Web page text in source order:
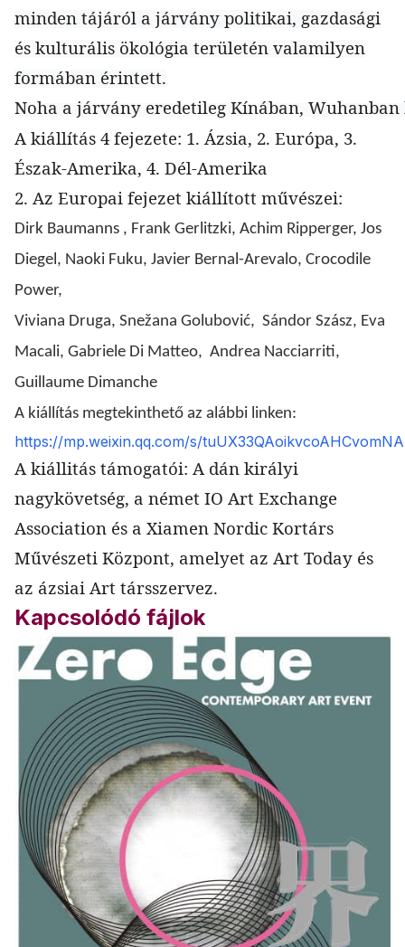
minden tájáról a járvány politikai, gazdasági
és kulturális ökológia területén valamilyen
formában érintett.
Noha a járvány eredetileg Kínában,
A kiállítás 4 fejezete: 1. Ázsia, 2. Európa, 3.
Észak-Amerika, 4. Dél-Amerika
2. Az Europai fejezet kiállított művészei:
Dirk Baumanns , Frank Gerlitzki, Achim Ripperger, Jos
Diegel, Naoki Fuku, Javier Bernal-Arevalo, Crocodile
Power,
Viviana Druga, Snežana Golubović, Sándor Szász, Eva
Macali, Gabriele Di Matteo, Andrea Nacciarriti,
Guillaume Dimanche
A kiállítás megtekinthető az alábbi linken:
https://mp.weixin.qq.com/s/tuUX33QAoikvcoAHCvomNA
A kiállitás támogatói: A dán királyi
nagykövetség, a német IO Art Exchange
Association és a Xiamen Nordic Kortárs
Művészeti Központ, amelyet az Art Today és
az ázsiai Art társszervez.
Kapcsolódó fájlok